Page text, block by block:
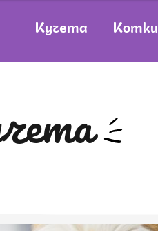
Кучета Котки